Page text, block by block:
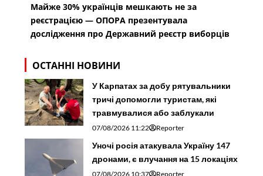
Майже 30% українців мешкають не за
реєстрацією — ОПОРА презентувала
дослідження про Державний реєстр виборців
ОСТАННІ НОВИНИ
У Карпатах за добу рятувальники
тричі допомогли туристам, які
травмувалися або заблукали
07/08/2026 11:22 Reporter
Уночі росія атакувала Україну 147
дронами, є влучання на 15 локаціях
07/08/2026 10:37 Reporter